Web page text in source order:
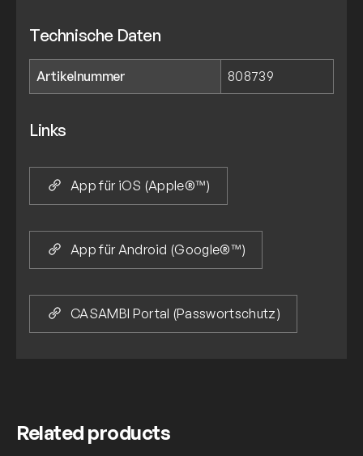
Technische Daten
Artikelnummer 808739
Links
App für iOS (Apple®™)
App für Android (Google®™)
CASAMBI Portal (Passwortschutz)
Related products